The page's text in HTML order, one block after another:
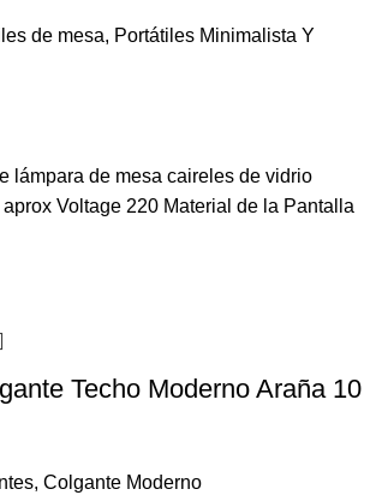
de mesa, Portátiles Minimalista Y
lámpara de mesa caireles de vidrio
Voltage 220 Material de la Pantalla
Techo Moderno Araña 10
, Colgante Moderno